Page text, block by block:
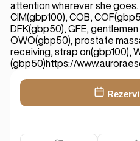
attention wherever she goes.
CIM(gbp100), COB,
DFK(gbp50), GFE,
OWO(gbp50), prostate
receiving, strap on(gbp100),
(gbp50)https://